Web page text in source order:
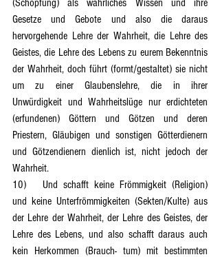
(Schöpfung) als wahrliches Wissen und ihre
Gesetze und Gebote und also die daraus
hervorgehende Lehre der Wahrheit, die Lehre des
Geistes, die Lehre des Lebens zu eurem Bekenntnis
der Wahrheit, doch führt (formt/gestaltet) sie nicht
um zu einer Glaubenslehre, die in ihrer
Unwürdigkeit und Wahrheitslüge nur erdichteten
(erfundenen) Göttern und Götzen und deren
Priestern, Gläubigen und sonstigen Götterdienern
und Götzendienern dienlich ist, nicht jedoch der
Wahrheit.
10)	Und schafft keine Frömmigkeit (Religion)
und keine Unterfrömmigkeiten (Sekten/Kulte) aus
der Lehre der Wahrheit, der Lehre des Geistes, der
Lehre des Lebens, und also schafft daraus auch
kein Herkommen (Brauch- tum) mit bestimmten